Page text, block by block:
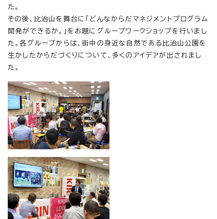
た。
その後、比治山を舞台に「どんなからだマネジメントプログラム
開発ができるか。」をお題にグループワークショップを行いまし
た。各グループからは、街中の身近な自然である比治山公園を
生かしたからだづくりについて、多くのアイデアが出されまし
た。